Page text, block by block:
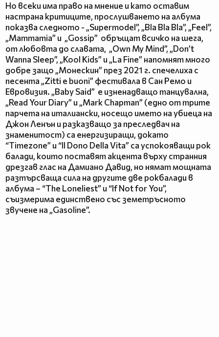
Но всеки има право на мнение и като оставим
настрана критиците, прослушването на албума
показва следното - „Supermodel”, „Bla Bla Bla”, „Feel”,
„Mammamia” и „Gossip” обръщат всичко на шега,
от любовта до славата, „Own My Mind”, „Don’t
Wanna Sleep”, „Kool Kids” и „La Fine” напомнят много
добре защо „Монескин” през 2021 г. спечелиха с
песента „Zitti e buoni” фестивала в Сан Ремо и
Евровизия. „Baby Said” е изненадващо танцувална,
„Read Your Diary” и „Mark Chapman” (едно от трите
парчета на италиански, носещо името на убиеца на
Джон Ленън и разказващо за преследвач на
знаменитост) са енергизиращи, докато
“Timezone” и “Il Dono Della Vita” са успокояващи рок
балади, които поставят акцента върху странния
дрезгав глас на Дамиано Давид, но нямат мощната
разтърсваща сила на другите две рокбалади в
албума – “The Loneliest” и “If Not for You”,
съизмерима единствено със земетръсното
звучене на „Gasoline”.